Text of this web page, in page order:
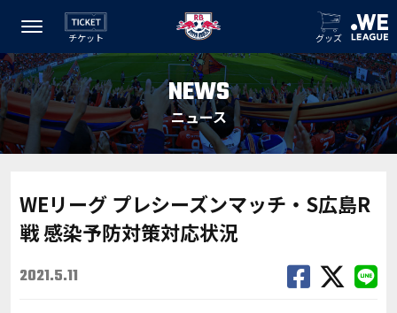
チケット グッズ
NEWS
ニュース
WEリーグ プレシーズンマッチ・S広島R
戦 感染予防対策対応状況
2021.5.11